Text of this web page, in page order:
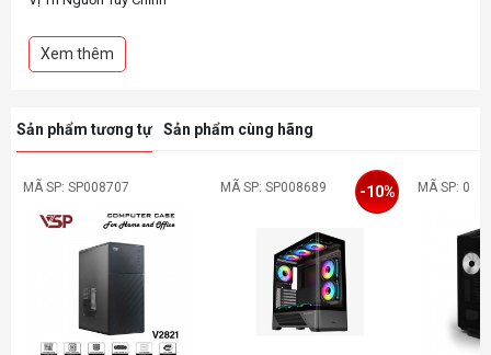
Xem thêm
Sản phẩm tương tự Sản phẩm cùng hãng
MÃ SP: SP008707 MÃ SP: SP008689 -10% MÃ SP: 0